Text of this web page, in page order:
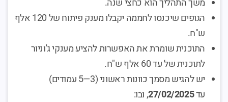
הגופים שיכנסו לחממה יקבלו מענק פיתוח של 120 אלף
ש"ח.
התוכנית שומרת את האפשרות להציע מענקי ג'וניור
לתוכנית של עד 60 אלף ש"ח.
יש להגיש מסמך כוונות ראשוני (3—5 עמודים)
עד27/02/2025, ובו: